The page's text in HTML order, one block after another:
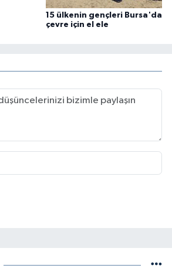
15 ülkenin gençleri Bursa'da
çevre için el ele